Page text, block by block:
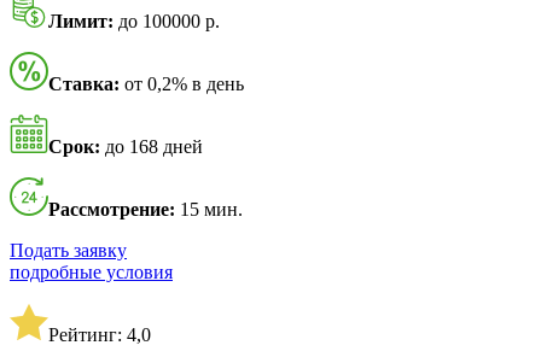
Лимит: до 100000 р.
Ставка: от 0,2% в день
Срок: до 168 дней
Рассмотрение: 15 мин.
Подать заявку
подробные условия
Рейтинг: 4,0